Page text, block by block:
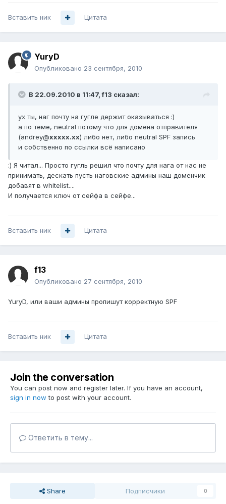
Вставить ник Цитата
YuryD
Опубликовано 23 сентября, 2010
В 22.09.2010 в 11:47, f13 сказал:
ух ты, наг почту на гугле держит оказываться :)
а по теме, neutral потому что для домена отправителя
(andrey@xxxxx.xx) либо нет, либо neutral SPF запись
и собственно по ссылки всё написано
:) Я читал... Просто гугль решил что почту для нага от нас не
принимать, дескать пусть наговские админы наш доменчик
добавят в whitelist....
И получается ключ от сейфа в сейфе...
Вставить ник Цитата
f13
Опубликовано 27 сентября, 2010
YuryD, или ваши админы пропишут корректную SPF
Вставить ник Цитата
Join the conversation
You can post now and register later. If you have an account,
sign in now to post with your account.
Ответить в тему...
Share Подписчики 0